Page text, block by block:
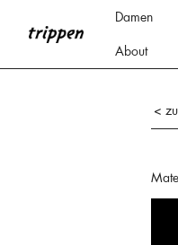
Damen
About
<